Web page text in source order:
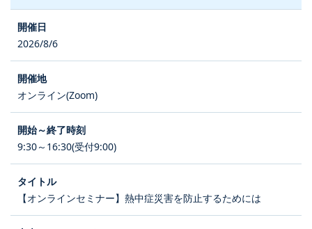
2026/8/6
オンライン(Zoom)
9:30～16:30(受付9:00)
【オンラインセミナー】熱中症災害を防止するためには